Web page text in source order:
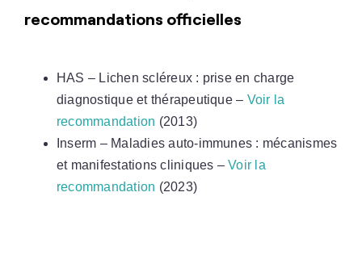
recommandations officielles
HAS – Lichen scléreux : prise en charge
diagnostique et thérapeutique – Voir la
recommandation (2013)
Inserm – Maladies auto-immunes : mécanismes
et manifestations cliniques –Voir la
recommandation (2023)